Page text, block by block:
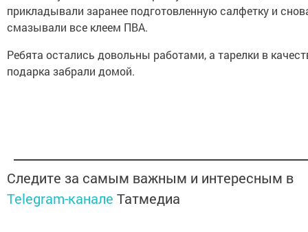
прикладывали заранее подготовленную салфетку и
смазывали все клеем ПВА.
Ребята остались довольны работами, а тарелки в
подарка забрали домой.
Следите за самым важным и интересным в
Telegram-канале Татмедиа